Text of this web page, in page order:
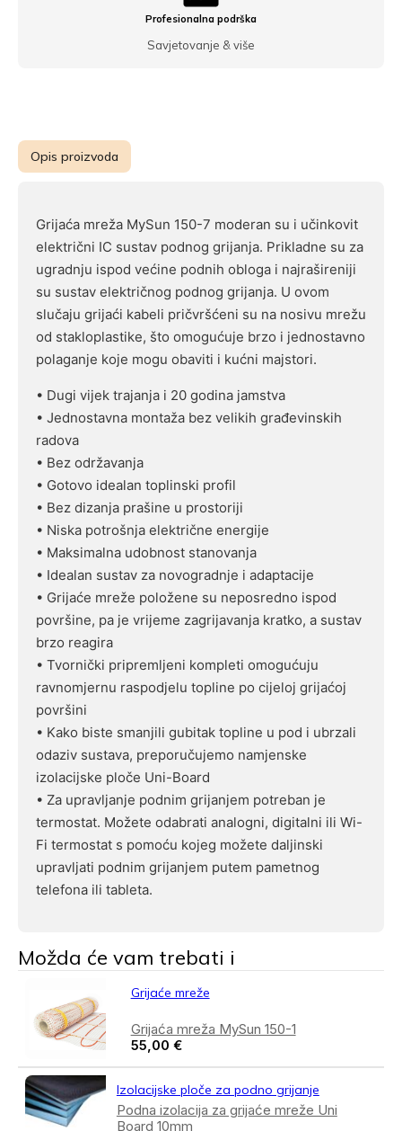
Profesionalna podrška
Savjetovanje & više
Opis proizvoda
Grijaća mreža MySun 150-7 moderan su i učinkovit
električni IC sustav podnog grijanja. Prikladne su za
ugradnju ispod većine podnih obloga i najrašireniji
su sustav električnog podnog grijanja. U ovom
slučaju grijaći kabeli pričvršćeni su na nosivu mrežu
od stakloplastike, što omogućuje brzo i jednostavno
polaganje koje mogu obaviti i kućni majstori.
• Dugi vijek trajanja i 20 godina jamstva
• Jednostavna montaža bez velikih građevinskih
radova
• Bez održavanja
• Gotovo idealan toplinski profil
• Bez dizanja prašine u prostoriji
• Niska potrošnja električne energije
• Maksimalna udobnost stanovanja
• Idealan sustav za novogradnje i adaptacije
• Grijaće mreže položene su neposredno ispod
površine, pa je vrijeme zagrijavanja kratko, a sustav
brzo reagira
• Tvornički pripremljeni kompleti omogućuju
ravnomjernu raspodjelu topline po cijeloj grijaćoj
površini
• Kako biste smanjili gubitak topline u pod i ubrzali
odaziv sustava, preporučujemo namjenske
izolacijske ploče Uni-Board
• Za upravljanje podnim grijanjem potreban je
termostat. Možete odabrati analogni, digitalni ili Wi-
Fi termostat s pomoću kojeg možete daljinski
upravljati podnim grijanjem putem pametnog
telefona ili tableta.
Možda će vam trebati i
Grijaće mreže
Grijaća mreža MySun 150-1
55,00 €
Izolacijske ploče za podno grijanje
Podna izolacija za grijaće mreže Uni
Board 10mm